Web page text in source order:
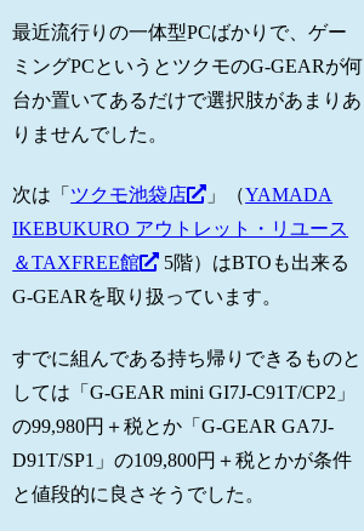
最近流行りの一体型PCばかりで、ゲー
ミングPCというとツクモのG-GEARが何
台か置いてあるだけで選択肢があまりあ
りませんでした。
次は「 ツクモ池袋店 」（YAMADA
IKEBUKURO アウトレット・リユース
＆TAXFREE館
5階）はBTOも出来る
G-GEARを取り扱っています。
すでに組んである持ち帰りできるものと
しては「G-GEAR mini GI7J-C91T/CP2」
の99,980円＋税とか「G-GEAR GA7J-
D91T/SP1」の109,800円＋税とかが条件
と値段的に良さそうでした。